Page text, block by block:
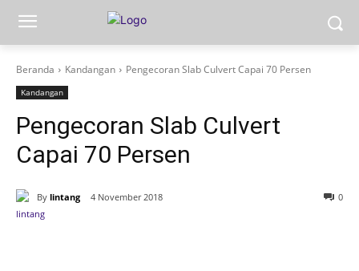
Beranda Kandangan Pengecoran Slab Culvert Capai 70 Persen
Kandangan
Pengecoran Slab Culvert
Capai 70 Persen
By lintang 4 November 2018 0